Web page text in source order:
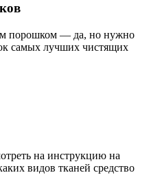
порошком — да, но нужно
самых лучших чистящих
на инструкцию на
видов тканей средство